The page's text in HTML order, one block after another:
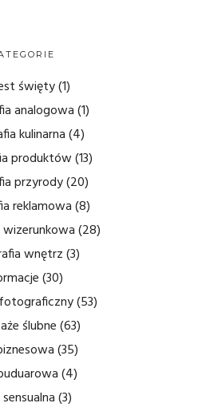
święty(1)
analogowa(1)
kulinarna(4)
produktów(13)
przyrody(20)
reklamowa(8)
(28)
wnętrz(3)
(30)
(53)
ślubne(63)
(35)
(4)
(3)